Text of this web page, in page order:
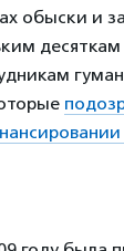
обыски и